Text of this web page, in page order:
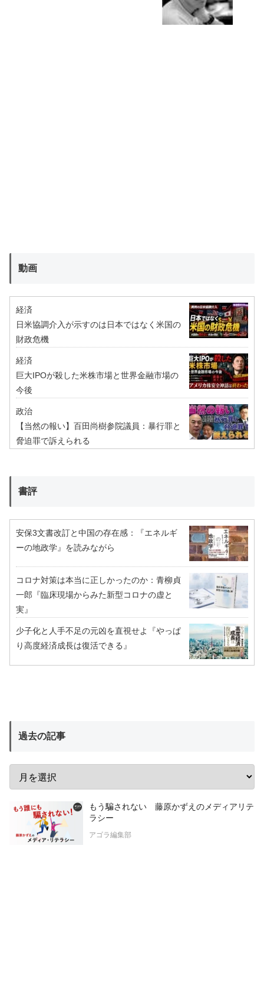
動画
経済
日米協調介入が示すのは日本ではなく米国の
財政危機
経済
巨大IPOが殺した米株市場と世界金融市場の
今後
政治
【当然の報い】百田尚樹参院議員：暴行罪と
脅迫罪で訴えられる
書評
安保3文書改訂と中国の存在感：『エネルギ
ーの地政学』を読みながら
コロナ対策は本当に正しかったのか：青柳貞
一郎『臨床現場からみた新型コロナの虚と
実』
少子化と人手不足の元凶を直視せよ『やっぱ
り高度経済成長は復活できる』
過去の記事
もう騙されない 藤原かずえのメディアリテ
ラシー
アゴラ編集部